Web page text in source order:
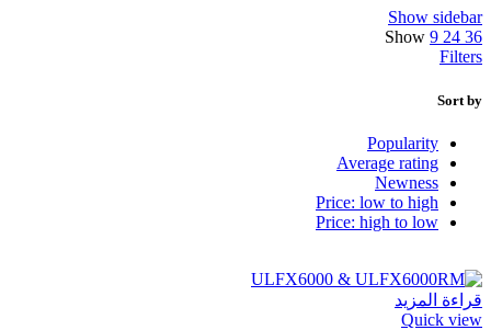
Show sidebar
Show 9 24 36
Filters
Sort by
Popularity
Average rating
Newness
Price: low to high
Price: high to low
قراءة المزيد
Quick view